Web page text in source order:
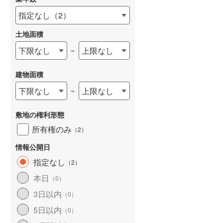
指定なし （2）
土地面積
下限なし ~ 上限なし
建物面積
下限なし ~ 上限なし
敷地の権利形態
所有権のみ （2）
情報公開日
指定なし （2）
本日 （0）
3日以内 （0）
5日以内 （0）